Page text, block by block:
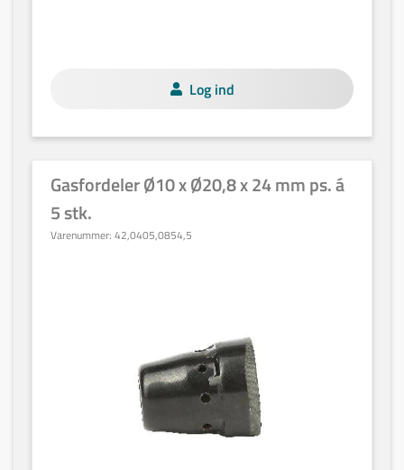
Log ind
Gasfordeler Ø10 x Ø20,8 x 24 mm ps. á
5 stk.
Varenummer: 42,0405,0854,5